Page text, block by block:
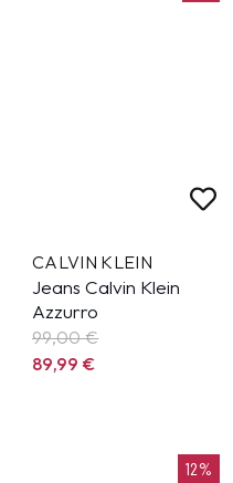
CALVIN KLEIN
Jeans Calvin Klein
Azzurro
99,00 €
89,99€
12%